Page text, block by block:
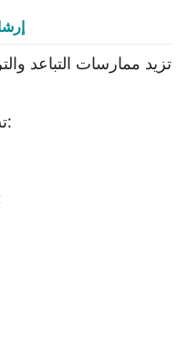
تزيد ممارسات التباعد
تشمل توصيات التثبيت النموذجية: